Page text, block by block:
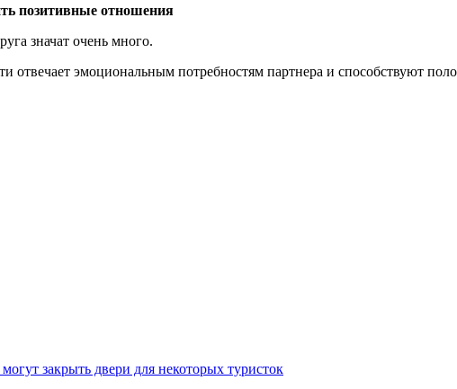
позитивные отношения
значат очень много.
отвечает эмоциональным потребностям партнера и способствуют
закрыть двери для некоторых туристок